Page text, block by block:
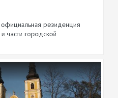
резиденция
части городской